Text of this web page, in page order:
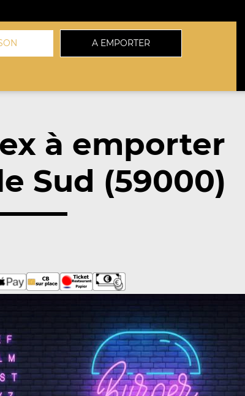
A EMPORTER
à emporter
Sud (59000)